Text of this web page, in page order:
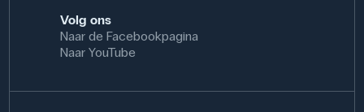
Volg ons
Naar de Facebookpagina
Naar YouTube